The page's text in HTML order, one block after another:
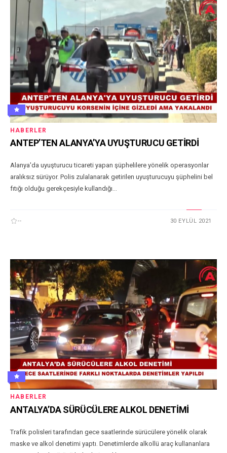
HABERLER
ANTEP’TEN ALANYA’YA UYUŞTURUCU GETİRDİ
Alanya'da uyuşturucu ticareti yapan şüphelilere yönelik operasyonlar
aralıksız sürüyor. Polis zulalanarak getirilen uyuşturucuyu şüphelini bel
fıtığı olduğu gerekçesiyle kullandığı...
-- 30 EYLÜL 2021
HABERLER
ANTALYA’DA SÜRÜCÜLERE ALKOL DENETİMİ
Trafik polisleri tarafından gece saatlerinde sürücülere yönelik olarak
maske ve alkol denetimi yaptı. Denetimlerde alkollü araç kullananlara